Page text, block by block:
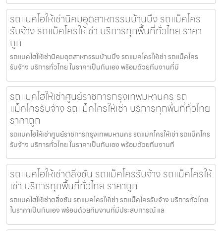
รถแบคโฮให้เช่านิคมอุตสาหกรรมบ้านบึง รถแม็คโคร
รับจ้าง รถแม็คโครให้เช่า บริการทุกพื้นที่ทั่วไทย ราคา
ถูก
รถแบคโฮให้เช่านิคมอุตสาหกรรมบ้านบึง รถแมคโครให้เช่า รถแม็คโคร
รับจ้าง บริการทั่วไทย ในราคาเป็นกันเอง พร้อมด้วยทีมงานที่มี
รถแบคโฮให้เช่าศูนย์ราชการกรุงเทพมหานคร รถ
แม็คโครรับจ้าง รถแม็คโครให้เช่า บริการทุกพื้นที่ทั่วไทย
ราคาถูก
รถแบคโฮให้เช่าศูนย์ราชการกรุงเทพมหานคร รถแมคโครให้เช่า รถแม็คโคร
รับจ้าง บริการทั่วไทย ในราคาเป็นกันเอง พร้อมด้วยทีมงานที
รถแบคโฮให้เช่าตลิ่งชัน รถแม็คโครรับจ้าง รถแม็คโครให้
เช่า บริการทุกพื้นที่ทั่วไทย ราคาถูก
รถแบคโฮให้เช่าตลิ่งชัน รถแมคโครให้เช่า รถแม็คโครรับจ้าง บริการทั่วไทย
ในราคาเป็นกันเอง พร้อมด้วยทีมงานที่มีประสบการณ์ แล